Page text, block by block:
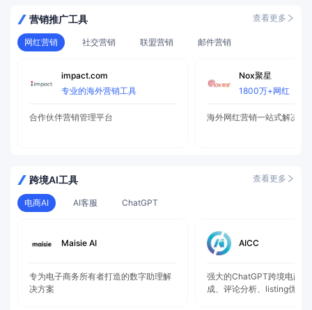
营销推广工具
网红营销 社交营销 联盟营销 邮件营销
查看更多
impact.com
专业的海外营销工具
合作伙伴营销管理平台
Nox聚星
1800万+网红
海外网红营销一站式解决方
跨境AI工具
电商AI AI客服 ChatGPT
查看更多
Maisie AI
专为电子商务所有者打造的数字助理解
决方案
AICC
强大的ChatGPT跨境电商工
成、评论分析、listing优化